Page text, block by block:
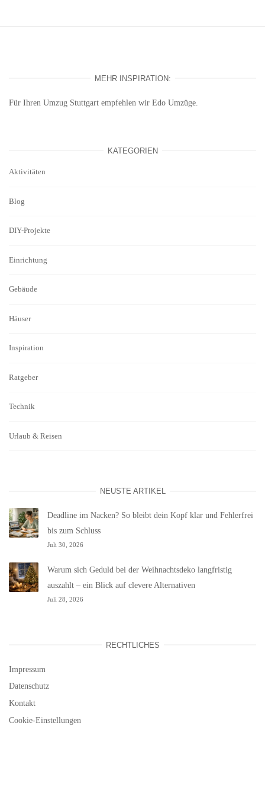
MEHR INSPIRATION:
Für Ihren Umzug Stuttgart empfehlen wir Edo Umzüge.
KATEGORIEN
Aktivitäten
Blog
DIY-Projekte
Einrichtung
Gebäude
Häuser
Inspiration
Ratgeber
Technik
Urlaub & Reisen
NEUSTE ARTIKEL
Deadline im Nacken? So bleibt dein Kopf klar und Fehlerfrei
bis zum Schluss
Juli 30, 2026
Warum sich Geduld bei der Weihnachtsdeko langfristig
auszahlt – ein Blick auf clevere Alternativen
Juli 28, 2026
RECHTLICHES
Impressum
Datenschutz
Kontakt
Cookie-Einstellungen